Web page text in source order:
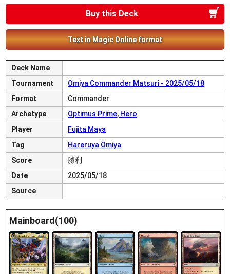
Buy this Deck
Text in Magic Online format
Deck Name
Tournament
Omiya Commander Matsuri - 2025/05/18
Format
Commander
Archetype
Optimus Prime, Hero
Player
Fujita Maya
Tag
Hareruya Omiya
Score
勝利
Date
2025/05/18
Source
Mainboard(100)